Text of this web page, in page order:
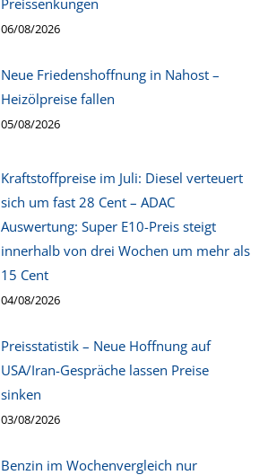
06/08/2026
Neue Friedenshoffnung in Nahost –
Heizölpreise fallen
05/08/2026
Kraftstoffpreise im Juli: Diesel verteuert
sich um fast 28 Cent – ADAC
Auswertung: Super E10-Preis steigt
innerhalb von drei Wochen um mehr als
15 Cent
04/08/2026
Preisstatistik – Neue Hoffnung auf
USA/Iran-Gespräche lassen Preise
sinken
03/08/2026
Benzin im Wochenvergleich nur